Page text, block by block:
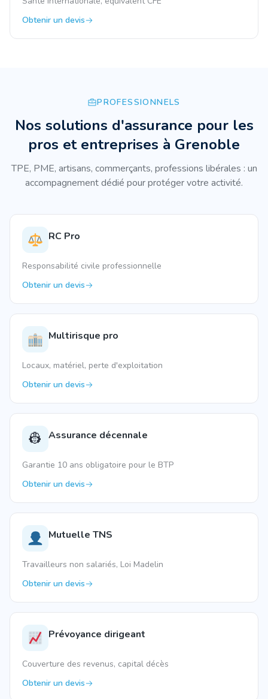
Obtenir un devis
PROFESSIONNELS
Nos solutions d'assurance pour les
pros et entreprises à Grenoble
TPE, PME, artisans, commerçants, professions libérales : un
accompagnement dédié pour protéger votre activité.
RC Pro
Responsabilité civile professionnelle
Obtenir un devis
Multirisque pro
Locaux, matériel, perte d'exploitation
Obtenir un devis
👷 Assurance décennale
Garantie 10 ans obligatoire pour le BTP
Obtenir un devis
Mutuelle TNS
Travailleurs non salariés, Loi Madelin
Obtenir un devis
Prévoyance dirigeant
Couverture des revenus, capital décès
Obtenir un devis